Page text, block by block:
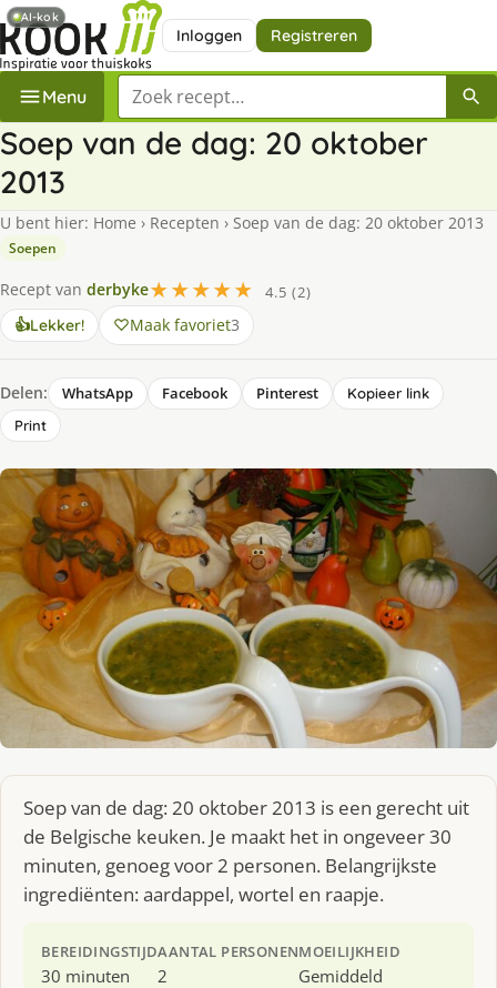
Inloggen Registreren
Menu Zoek een recept
Soep van de dag: 20 oktober
2013
U bent hier: Home › Recepten › Soep van de dag: 20 oktober 2013
Soepen
Recept van derbyke★★★★★
4.5 (2)
👍Lekker! Maak favoriet3
Delen: WhatsApp Facebook Pinterest
Kopieer link
Print
Soep van de dag: 20 oktober 2013 is een gerecht uit
de Belgische keuken. Je maakt het in ongeveer 30
minuten, genoeg voor 2 personen. Belangrijkste
ingrediënten: aardappel, wortel en raapje.
BEREIDINGSTIJD
30 minuten
AANTAL PERSONEN
2
MOEILIJKHEID
Gemiddeld
AI-kok